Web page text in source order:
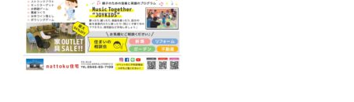
快適な室内環境へのこだわり
生涯続く安心のアフターフォロー